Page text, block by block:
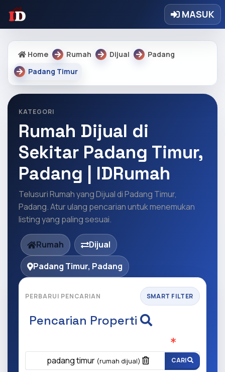
MASUK
Home Rumah Dijual
Padang
Padang Timur
KATEGORI
Rumah Dijual di
Sekitar Padang Timur,
Padang | IDRumah
Telusuri Rumah yang Dijual di Padang Timur,
Padang. Atur ulang pencarian untuk menemukan
listing yang paling sesuai.
Rumah
Dijual
Padang Timur, Padang
PERBARUI PENCARIAN SMART FILTER
Pencarian Properti
padang timur (rumah dijual) CARI